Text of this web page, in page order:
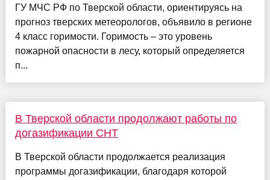
ГУ МЧС РФ по Тверской области, ориентируясь на
прогноз тверских метеорологов, объявило в регионе
4 класс горимости. Горимость – это уровень
пожарной опасности в лесу, который определяется
п...
В Тверской области продолжают работы по
догазификации СНТ
В Тверской области продолжается реализация
программы догазификации, благодаря которой